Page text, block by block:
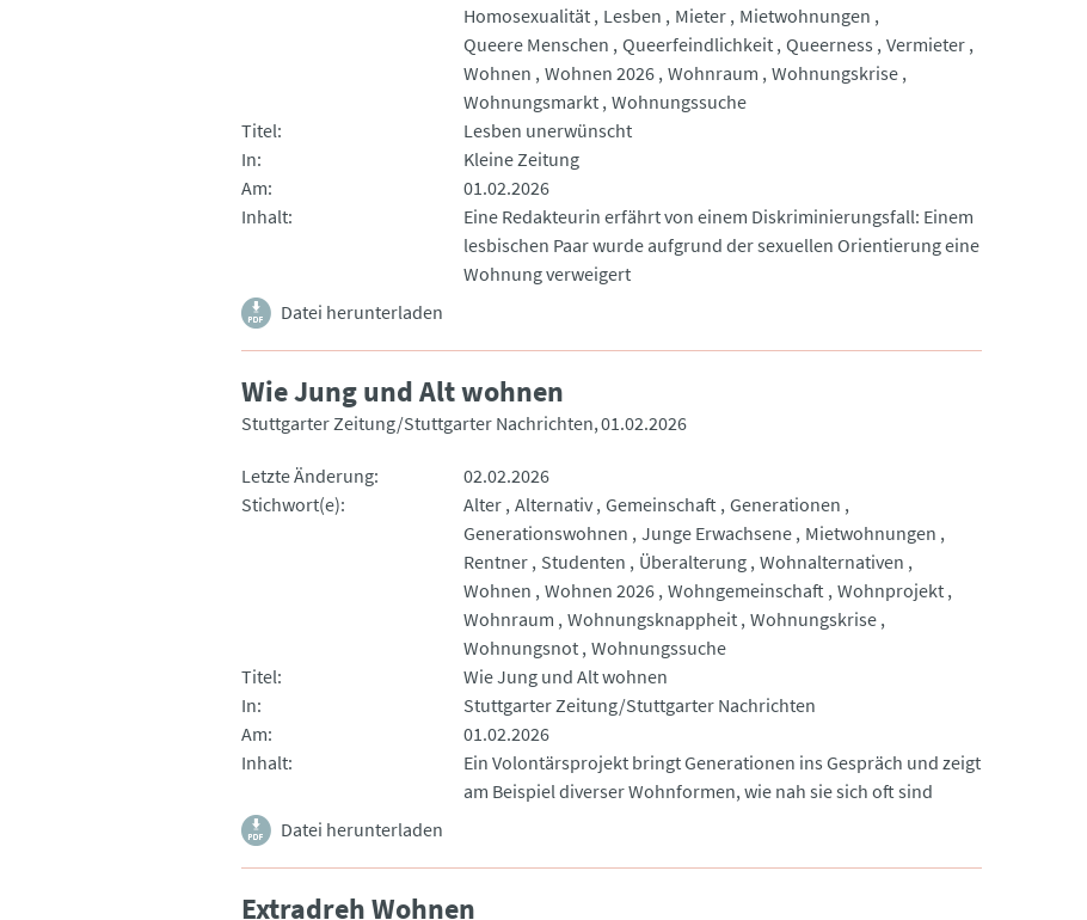
Homosexualität
Lesben Mieter
Mietwohnungen
Queere Menschen Queerfeindlichkeit Queerness Vermieter
Wohnen Wohnen 2026 Wohnraum Wohnungskrise
Wohnungsmarkt Wohnungssuche
Titel
Lesben unerwünscht
In
Kleine Zeitung
Am
01.02.2026
Inhalt
Eine Redakteurin erfährt von einem Diskriminierungsfall: Einem
lesbischen Paar wurde aufgrund der sexuellen Orientierung eine
Wohnung verweigert
Datei herunterladen
Wie Jung und Alt wohnen
Stuttgarter Zeitung/Stuttgarter Nachrichten 01.02.2026
Letzte Änderung
02.02.2026
Stichwort(e)
Alter Alternativ Gemeinschaft Generationen
Generationswohnen Junge Erwachsene
Mietwohnungen
Rentner
Studenten Überalterung Wohnalternativen
Wohnen Wohnen 2026 Wohngemeinschaft Wohnprojekt
Wohnraum Wohnungsknappheit Wohnungskrise
Wohnungsnot Wohnungssuche
Titel
Wie Jung und Alt wohnen
In
Stuttgarter Zeitung/Stuttgarter Nachrichten
Am
01.02.2026
Inhalt
Ein Volontärsprojekt bringt Generationen ins Gespräch und zeigt
am Beispiel diverser Wohnformen, wie nah sie sich oft sind
Datei herunterladen
Extradreh Wohnen